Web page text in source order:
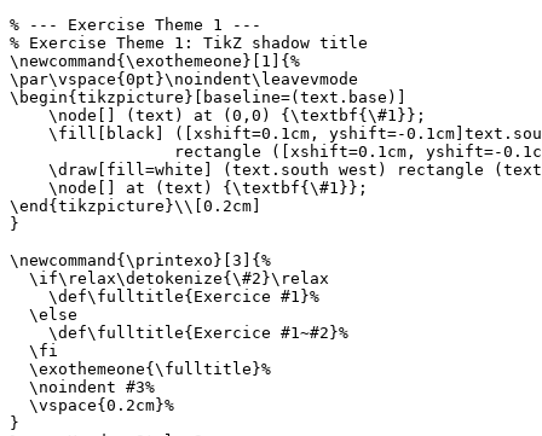
% --- Exercise Theme 1 ---
% Exercise Theme 1: TikZ shadow title
\newcommand{\exothemeone}[1]{%
\par\vspace{0pt}\noindent\leavevmode
\begin{tikzpicture}[baseline=(text.base)]
    \node[] (text) at (0,0) {\textbf{\#1}};
\fill[black] ([xshift=0.1cm, yshift=-
rectangle ([xshift=0.1cm, yshift=-
\draw[fill=white] (text.south west) rectangle
    \node[] at (text) {\textbf{\#1}};
\end{tikzpicture}\\[0.2cm]
}
\newcommand{\printexo}[3]{%
  \if\relax\detokenize{\#2}\relax
    \def\fulltitle{Exercice #1}%
  \else
    \def\fulltitle{Exercice #1~#2}%
  \fi
  \exothemeone{\fulltitle}%
  \noindent #3%
  \vspace{0.2cm}%
}